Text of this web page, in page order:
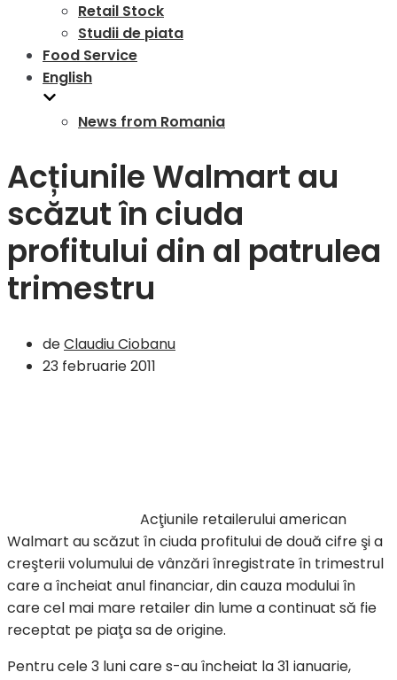
Retail Stock
Studii de piata
Food Service
English
News from Romania
Acțiunile Walmart au
scăzut în ciuda
profitului din al patrulea
trimestru
deClaudiu Ciobanu
23 februarie 2011
Acţiunile retailerului american
Walmart au scăzut în ciuda profitului de două cifre şi a
creşterii volumului de vânzări înregistrate în trimestrul
care a încheiat anul financiar, din cauza modului în
care cel mai mare retailer din lume a continuat să fie
receptat pe piaţa sa de origine.
Pentru cele 3 luni care s-au încheiat la 31 ianuarie,